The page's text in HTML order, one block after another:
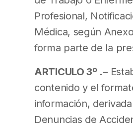
Profesional,
Médica, según
forma parte de la
ARTICULO 3º .–
contenido y el
información,
Denuncias de